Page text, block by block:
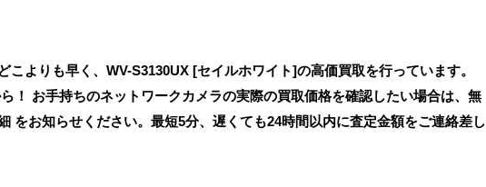
こよりも早く、WV-S3130UX [セイルホワイト]の高価買取を行っています。
！ お手持ちのネットワークカメラの実際の買取価格を確認したい場合は、無
をお知らせください。最短5分、遅くても24時間以内に査定金額をご連絡差し